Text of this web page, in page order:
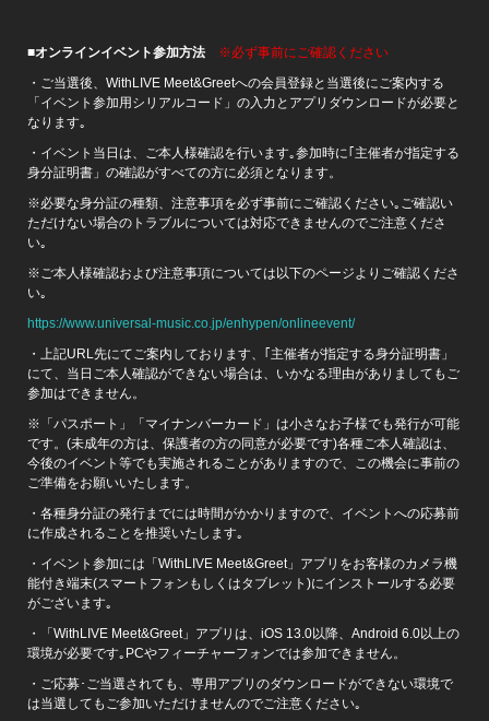
■オンラインイベント参加方法
※必ず事前にご確認ください
・ご当選後、WithLIVE Meet&Greetへの会員登録と当選後にご案内する
「イベント参加用シリアルコード」の入力とアプリダウンロードが必要と
なります｡
・イベント当日は、ご本人様確認を行います｡参加時に｢主催者が指定する
身分証明書」の確認がすべての方に必須となります。
※必要な身分証の種類、注意事項を必ず事前にご確認ください｡ご確認い
ただけない場合のトラブルについては対応できませんのでご注意くださ
い｡
※ご本人様確認および注意事項については以下のページよりご確認くださ
い｡
https://www.universal-music.co.jp/enhypen/onlineevent/
・上記URL先にてご案内しております、｢主催者が指定する身分証明書」
にて、当日ご本人確認ができない場合は、いかなる理由がありましてもご
参加はできません。
※「パスポート」「マイナンバーカード」は小さなお子様でも発行が可能
です。(未成年の方は、保護者の方の同意が必要です)各種ご本人確認は、
今後のイベント等でも実施されることがありますので、この機会に事前の
ご準備をお願いいたします。
・各種身分証の発行までには時間がかかりますので、イベントへの応募前
に作成されることを推奨いたします｡
・イベント参加には「WithLIVE Meet&Greet」アプリをお客様のカメラ機
能付き端末(スマートフォンもしくはタブレット)にインストールする必要
がございます｡
・「WithLIVE Meet&Greet」アプリは、iOS 13.0以降、Android 6.0以上の
環境が必要です｡PCやフィーチャーフォンでは参加できません。
・ご応募･ご当選されても、専用アプリのダウンロードができない環境で
は当選してもご参加いただけませんのでご注意ください｡